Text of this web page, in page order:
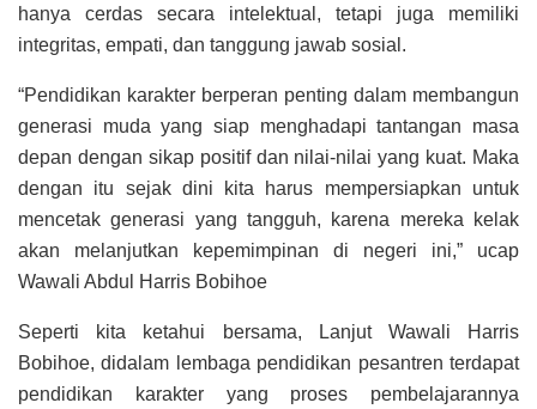
hanya cerdas secara intelektual, tetapi juga memiliki
integritas, empati, dan tanggung jawab sosial.
“Pendidikan karakter berperan penting dalam membangun
generasi muda yang siap menghadapi tantangan masa
depan dengan sikap positif dan nilai-nilai yang kuat. Maka
dengan itu sejak dini kita harus mempersiapkan untuk
mencetak generasi yang tangguh, karena mereka kelak
akan melanjutkan kepemimpinan di negeri ini,” ucap
Wawali Abdul Harris Bobihoe
Seperti kita ketahui bersama, Lanjut Wawali Harris
Bobihoe, didalam lembaga pendidikan pesantren terdapat
pendidikan karakter yang proses pembelajarannya